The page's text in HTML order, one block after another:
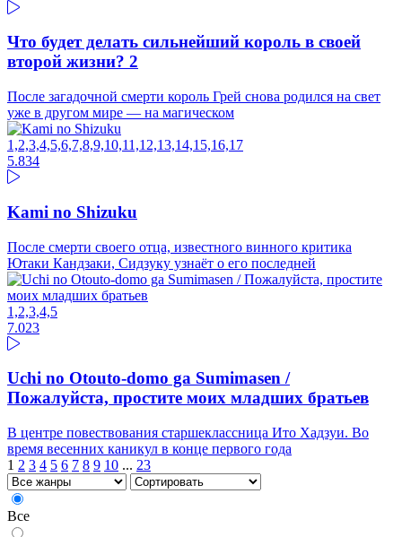
Что будет делать сильнейший король в своей
второй жизни? 2
После загадочной смерти король Грей снова родился на свет
уже в другом мире — на магическом
1,2,3,4,5,6,7,8,9,10,11,12,13,14,15,16,17
5.834
Kami no Shizuku
После смерти своего отца, известного винного критика
Ютаки Кандзаки, Сидзуку узнаёт о его последней
1,2,3,4,5
7.023
Uchi no Otouto-domo ga Sumimasen /
Пожалуйста, простите моих младших братьев
В центре повествования старшеклассница Ито Хадзуи. Во
время весенних каникул в конце первого года
1 2 3 4 5 6 7 8 9 10 ... 23
Все